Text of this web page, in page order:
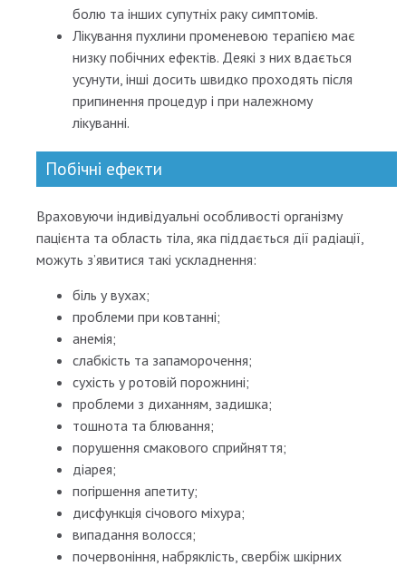
болю та інших супутніх раку симптомів.
Лікування пухлини променевою терапією має
низку побічних ефектів. Деякі з них вдається
усунути, інші досить швидко проходять після
припинення процедур і при належному
лікуванні.
Побічні ефекти
Враховуючи індивідуальні особливості організму
пацієнта та область тіла, яка піддається дії радіації,
можуть з’явитися такі ускладнення:
біль у вухах;
проблеми при ковтанні;
анемія;
слабкість та запаморочення;
сухість у ротовій порожнині;
проблеми з диханням, задишка;
тошнота та блювання;
порушення смакового сприйняття;
діарея;
погіршення апетиту;
дисфункція січового міхура;
випадання волосся;
почервоніння, набряклість, свербіж шкірних